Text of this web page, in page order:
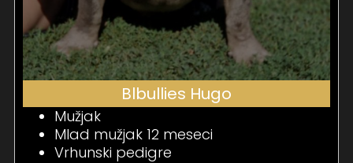
Blbullies Hugo
Mužjak
Mlad mužjak 12 meseci
Vrhunski pedigre